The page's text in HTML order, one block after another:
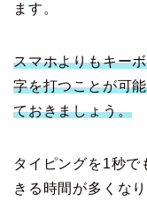
ます。
スマホよりもキー
字を打つことが可
ておきましょう。
タイピングを1秒
きる時間が多くなり